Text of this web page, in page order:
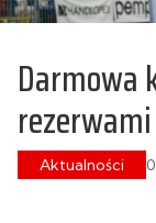
Darmowa
Aktualności